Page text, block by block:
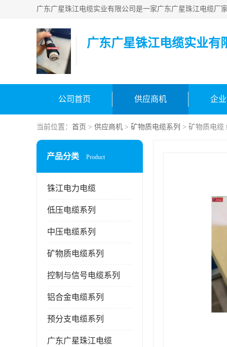
广东广星铢江电缆实业有
公司首页 供应商机 企
当前位置： 首页 > 供应商机 > 矿物质电缆系列 > 矿物质电缆
产品分类 Product
铢江电力电缆
低压电缆系列
中压电缆系列
矿物质电缆系列
控制与信号电缆系列
铝合金电缆系列
预分支电缆系列
广东广星珠江电缆